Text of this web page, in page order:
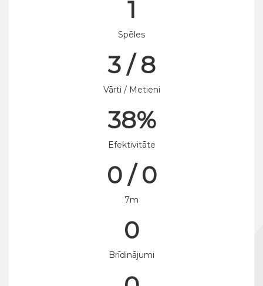
1
Spēles
3 / 8
Vārti / Metieni
38%
Efektivitāte
0 / 0
7m
0
Brīdinājumi